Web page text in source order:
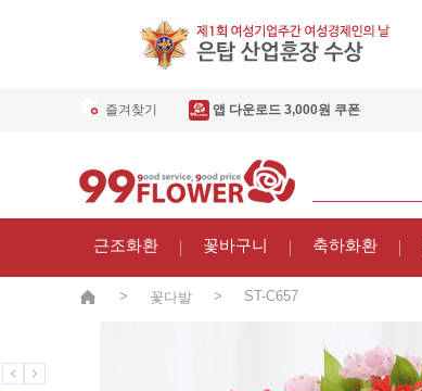
즐겨찾기 앱 다운로드 3,000원 쿠폰
근조화환 꽃바구니 축하화환
> 꽃다발 > ST-C657